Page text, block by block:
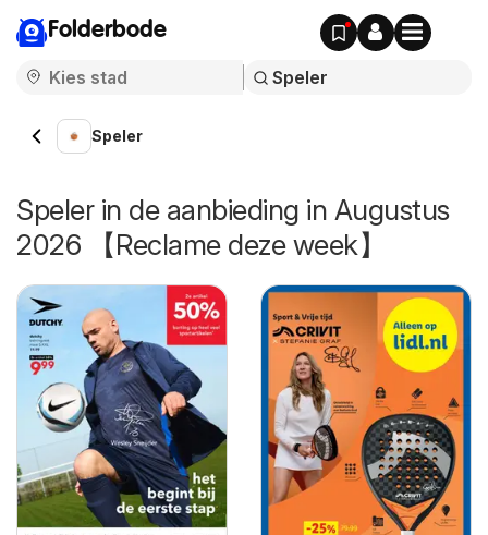
Folderbode
Speler
Speler in de aanbieding in Augustus
2026 【Reclame deze week】